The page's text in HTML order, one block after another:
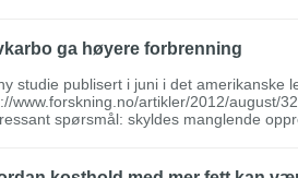
ga høyere forbrenning
studie publisert i juni i det amerikanske
www.forskning.no/artikler/2012/august/
spørsmål: skyldes manglende